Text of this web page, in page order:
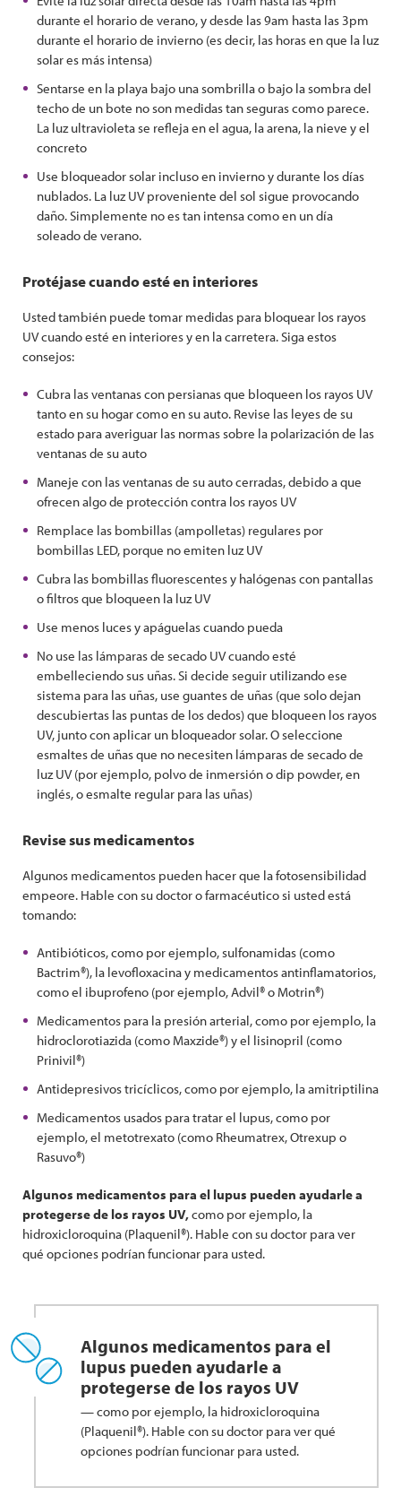
durante el horario de verano, y desde las 9am hasta las 3pm
durante el horario de invierno (es decir, las horas en que la luz
solar es más intensa)
Sentarse en la playa bajo una sombrilla o bajo la sombra del
techo de un bote no son medidas tan seguras como parece.
La luz ultravioleta se refleja en el agua, la arena, la nieve y el
concreto
Use bloqueador solar incluso en invierno y durante los días
nublados. La luz UV proveniente del sol sigue provocando
daño. Simplemente no es tan intensa como en un día
soleado de verano.
Protéjase cuando esté en interiores
Usted también puede tomar medidas para bloquear los rayos
UV cuando esté en interiores y en la carretera. Siga estos
consejos:
Cubra las ventanas con persianas que bloqueen los rayos UV
tanto en su hogar como en su auto. Revise las leyes de su
estado para averiguar las normas sobre la polarización de las
ventanas de su auto
Maneje con las ventanas de su auto cerradas, debido a que
ofrecen algo de protección contra los rayos UV
Remplace las bombillas (ampolletas) regulares por
bombillas LED, porque no emiten luz UV
Cubra las bombillas fluorescentes y halógenas con pantallas
o filtros que bloqueen la luz UV
Use menos luces y apáguelas cuando pueda
No use las lámparas de secado UV cuando esté
embelleciendo sus uñas. Si decide seguir utilizando ese
sistema para las uñas, use guantes de uñas (que solo dejan
descubiertas las puntas de los dedos) que bloqueen los rayos
UV, junto con aplicar un bloqueador solar. O seleccione
esmaltes de uñas que no necesiten lámparas de secado de
luz UV (por ejemplo, polvo de inmersión o dip powder, en
inglés, o esmalte regular para las uñas)
Revise sus medicamentos
Algunos medicamentos pueden hacer que la fotosensibilidad
empeore. Hable con su doctor o farmacéutico si usted está
tomando:
Antibióticos, como por ejemplo, sulfonamidas (como
Bactrim®), la levofloxacina y medicamentos antinflamatorios,
como el ibuprofeno (por ejemplo, Advil® o Motrin®)
Medicamentos para la presión arterial, como por ejemplo, la
hidroclorotiazida (como Maxzide®) y el lisinopril (como
Prinivil®)
Antidepresivos tricíclicos, como por ejemplo, la amitriptilina
Medicamentos usados para tratar el lupus, como por
ejemplo, el metotrexato (como Rheumatrex, Otrexup o
Rasuvo®)
Algunos medicamentos para el lupus pueden ayudarle a
protegerse de los rayos UV,como por ejemplo, la
hidroxicloroquina (Plaquenil®). Hable con su doctor para ver
qué opciones podrían funcionar para usted.
Algunos medicamentos para el
lupus pueden ayudarle a
protegerse de los rayos UV
— como por ejemplo, la hidroxicloroquina
(Plaquenil®). Hable con su doctor para ver qué
opciones podrían funcionar para usted.